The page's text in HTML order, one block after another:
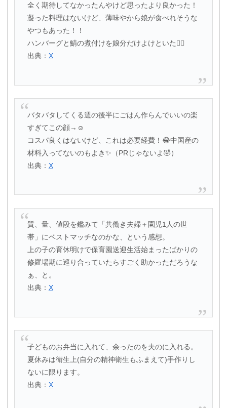
全く期待してなかったんやけど思ったより良かった！
凝った料理はないけど、薄味やから娘が食べれそうな
やつもあった！！
ハンバーグと鯖の煮付けを娘分だけよけといた🙂‍↕️
出典： X
バタバタしてくる週の後半にごはん作らんでいいの楽
すぎてこの顔→☺️
コスパ良くはないけど、これは必要経費！😂中国産の
材料入ってないのもよき✨（PRじゃないよ🤣）
出典： X
質、量、値段を鑑みて「共働き夫婦＋園児1人の世
帯」にベストマッチなのかな、という感想。
上の子の育休明けで保育園送迎生活始まったばかりの
修羅場期に巡り合っていたらすごく助かっただろうな
ぁ、と。
出典： X
子どものお弁当に入れて、余ったのを夫のに入れる。
夏休みは衛生上(自分の精神衛生もふまえて)手作りし
ないに限ります。
出典： X